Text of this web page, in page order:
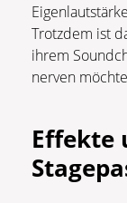
Trotzdem ist
ihrem
nerven
Effekte